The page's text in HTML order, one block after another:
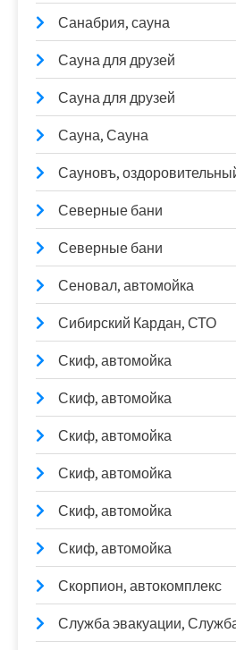
Санабрия, сауна
Сауна для друзей
Сауна для друзей
Сауна, Сауна
Сауновъ,
Северные бани
Северные бани
Сеновал, автомойка
Сибирский Кардан, СТО
Скиф, автомойка
Скиф, автомойка
Скиф, автомойка
Скиф, автомойка
Скиф, автомойка
Скиф, автомойка
Скорпион, автокомплекс
Служба эвакуации,